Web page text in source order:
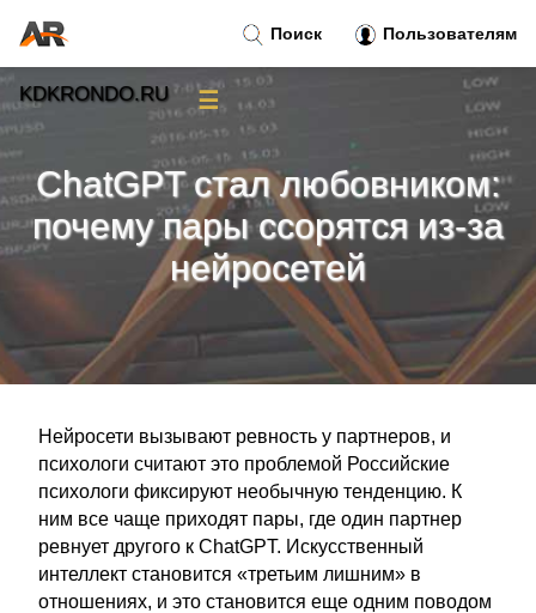
ChatGPT стал любовником:
почему пары ссорятся из-за
нейросетей
Нейросети вызывают ревность у партнеров, и
психологи считают это проблемой Российские
психологи фиксируют необычную тенденцию. К
ним все чаще приходят пары, где один партнер
ревнует другого к ChatGPT. Искусственный
интеллект становится «третьим лишним» в
отношениях, и это становится еще одним поводом
Поиск Пользователям
KDKRONDO.RU ☰
Тренды новостей»
Правила»